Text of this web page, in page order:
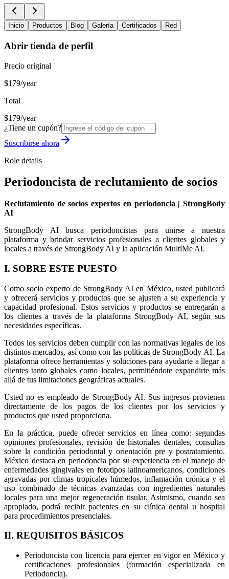
Inicio Productos Blog Galería Certificados Red
Abrir tienda de perfil
Precio original
$179/year
Total
$179/year
¿Tiene un cupón?
Suscribirse ahora
Role details
Periodoncista de reclutamiento de socios
Reclutamiento de socios expertos en periodoncia | StrongBody
AI
StrongBody AI busca periodoncistas para unirse a nuestra
plataforma y brindar servicios profesionales a clientes globales y
locales a través de StrongBody AI y la aplicación MultiMe AI.
I. SOBRE ESTE PUESTO
Como socio experto de StrongBody AI en México, usted publicará
y ofrecerá servicios y productos que se ajusten a su experiencia y
capacidad profesional. Estos servicios y productos se entregarán a
los clientes a través de la plataforma StrongBody AI, según sus
necesidades específicas.
Todos los servicios deben cumplir con las normativas legales de los
distintos mercados, así como con las políticas de StrongBody AI. La
plataforma ofrece herramientas y soluciones para ayudarte a llegar a
clientes tanto globales como locales, permitiéndote expandirte más
allá de tus limitaciones geográficas actuales.
Usted no es empleado de StrongBody AI. Sus ingresos provienen
directamente de los pagos de los clientes por los servicios y
productos que usted proporciona.
En la práctica, puede ofrecer servicios en línea como: segundas
opiniones profesionales, revisión de historiales dentales, consultas
sobre la condición periodontal y orientación pre y postratamiento.
México destaca en periodoncia por su experiencia en el manejo de
enfermedades gingivales en fototipos latinoamericanos, condiciones
agravadas por climas tropicales húmedos, inflamación crónica y el
uso combinado de técnicas avanzadas con ingredientes naturales
locales para una mejor regeneración tisular. Asimismo, cuando sea
apropiado, podrá recibir pacientes en su clínica dental u hospital
para procedimientos presenciales.
II. REQUISITOS BÁSICOS
Periodoncista con licencia para ejercer en vigor en México y
certificaciones profesionales (formación especializada en
Periodoncia).